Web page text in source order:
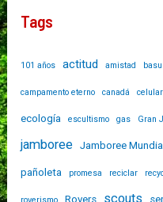
Tags
101 años actitud amistad
campamento eterno canadá
ecología escultismo gas Gran
jamboree Jamboree Mundial
pañoleta promesa reciclar
Rovers scouts